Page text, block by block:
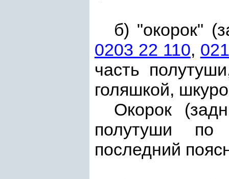
б) "окорок"
0203 22 110,
часть
голяшкой,
Окорок
полутуши по
последний